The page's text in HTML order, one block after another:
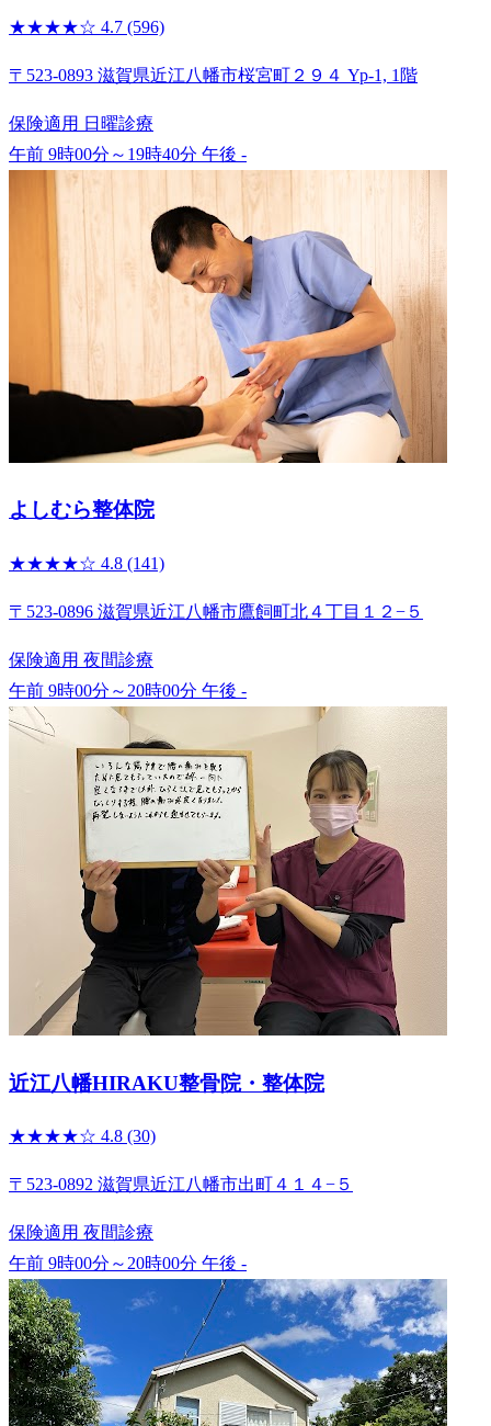
★★★★☆ 4.7 (596)
〒523-0893 滋賀県近江八幡市桜宮町２９４ Yp-1, 1階
保険適用 日曜診療
午前 9時00分～19時40分 午後 -
よしむら整体院
★★★★☆ 4.8 (141)
〒523-0896 滋賀県近江八幡市鷹飼町北４丁目１２−５
保険適用 夜間診療
午前 9時00分～20時00分 午後 -
近江八幡HIRAKU整骨院・整体院
★★★★☆ 4.8 (30)
〒523-0892 滋賀県近江八幡市出町４１４−５
保険適用 夜間診療
午前 9時00分～20時00分 午後 -